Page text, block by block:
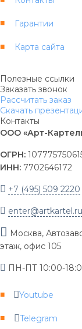
Гарантии
Карта сайта
Полезные ссылки
Заказать звонок
Рассчитать заказ
Скачать
Контакты
ООО «Арт-
ОГРН:
ИНН: 7702646172
+7 (495) 509 2220
enter@artkartel.ru
Москва,
этаж, офис 105
ПН-ПТ 10:00-
Youtube
Telegram